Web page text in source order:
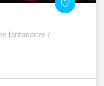
lontananze /